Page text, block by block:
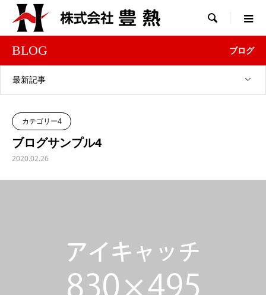

BLOG ブログ
最新記事
カテゴリー4
ブログサンプル4
2020.02.26